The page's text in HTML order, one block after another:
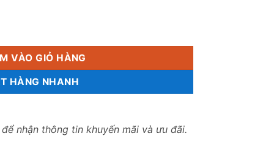
VÀO GIỎ HÀNG
HÀNG NHANH
nhận thông tin khuyến mãi và ưu đãi.